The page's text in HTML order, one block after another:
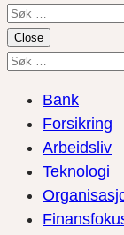
Søk
etter:
Close
Søk
Bank
Forsikring
Arbeidsliv
Teknologi